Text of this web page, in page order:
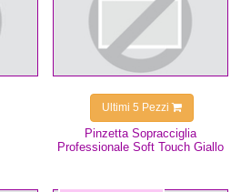
Pinzetta Sopracciglia
Professionale Soft Touch Giallo
Ultimi 5 Pezzi